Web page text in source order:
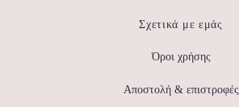
Σχετικά με εμάς
Όροι χρήσης
Αποστολή & επιστροφές